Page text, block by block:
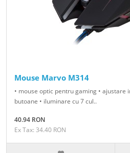
Mouse Marvo M314
• mouse optic pentru gaming • ajustare
butoane • iluminare cu 7 cul..
40.94 RON
Ex Tax: 34.40 RON